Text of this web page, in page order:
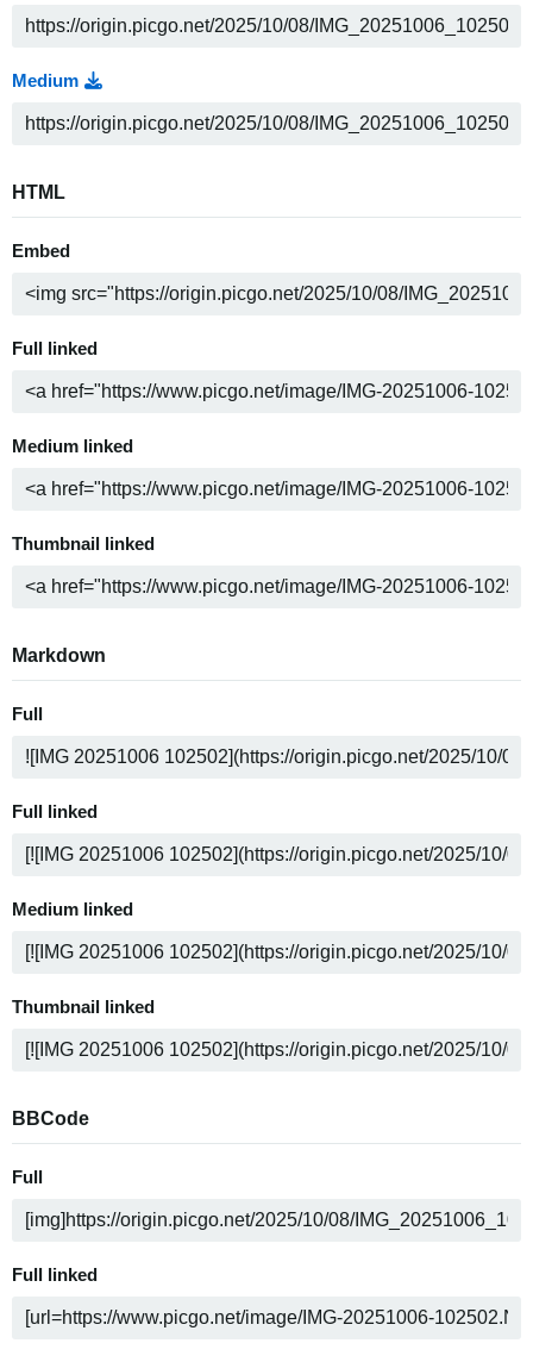
Medium
HTML
Embed
Full linked
Medium linked
Thumbnail linked
Markdown
Full
Full linked
Medium linked
Thumbnail linked
BBCode
Full
Full linked